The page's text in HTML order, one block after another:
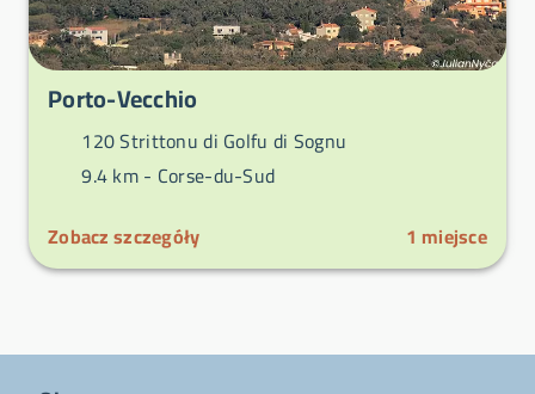
Porto-Vecchio
120 Strittonu di Golfu di Sognu
9.4 km - Corse-du-Sud
Zobacz szczegóły
1 miejsce